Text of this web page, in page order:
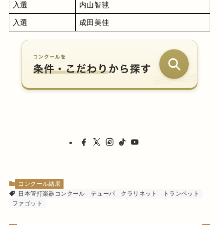
入選 内山智毬
入選 成田美佳
コンクール結果
日本管打楽器コンクール
テューバ クラリネット
トランペット
ファゴット